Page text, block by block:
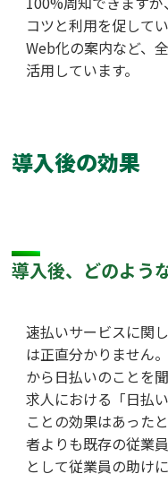
コツと利用を促して
Web化の案内など、
活用しています。
導入後の効果
導入後、どのよう
速払いサービスに関
は正直分かりません
から日払いのことを
求人における「日払
ことの効果はあった
者よりも既存の従業
として従業員の助け